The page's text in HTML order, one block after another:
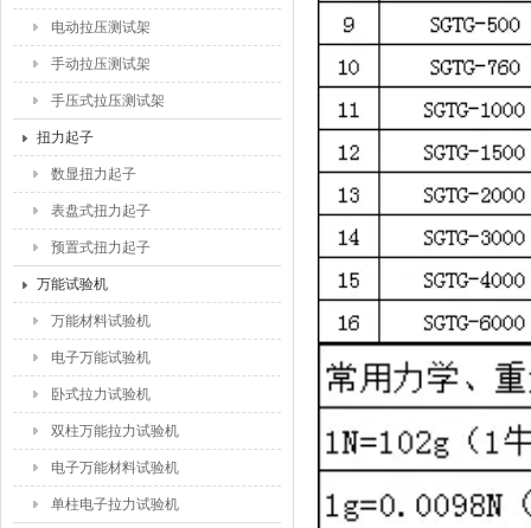
电动拉压测试架
手动拉压测试架
手压式拉压测试架
扭力起子
数显扭力起子
表盘式扭力起子
预置式扭力起子
万能试验机
万能材料试验机
电子万能试验机
卧式拉力试验机
双柱万能拉力试验机
电子万能材料试验机
单柱电子拉力试验机